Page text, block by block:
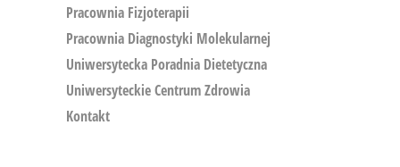
Pracownia Fizjoterapii
Pracownia Diagnostyki Molekularnej
Uniwersytecka Poradnia Dietetyczna
Uniwersyteckie Centrum Zdrowia
Kontakt